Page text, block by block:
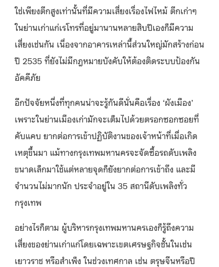
ใช่เพียงตึกสูงเท่านั้นที่มีความเสี่ยงเรื่องไฟไหม้ ตึกเก่าๆ
ในย่านเก่าแก่เรโทรที่อยู่มานานหลายสิบปีเองก็มีความ
เสี่ยงเช่นกัน เนื่องจากอาคารเหล่านี้ส่วนใหญ่มักสร้างก่อน
ปี 2535 ที่ยังไม่มีกฎหมายบังคับให้ต้องติดระบบป้องกัน
อัคคีภัย
อีกปัจจัยหนึ่งที่ทุกคนน่าจะรู้กันดีนั่นคือเรื่อง ‘ผังเมือง’
เพราะในย่านเมืองเก่ามักจะเต็มไปด้วยตรอกซอกซอยที่
คับแคบ ยากต่อการเข้าปฏิบัติงานของเจ้าหน้าที่เมื่อเกิด
เหตุขึ้นมา แม้ทางกรุงเทพมหานครจะจัดซื้อรถดับเพลิง
ขนาดเล็กมาใช้แต่หลายจุดก็ยังยากต่อการเข้าถึง และมี
จำนวนไม่มากนัก ประจำอยู่ใน 35 สถานีดับเพลิงทั่ว
กรุงเทพ
อย่างไรก็ตาม ผู้บริหารกรุงเทพมหานครเองก็รู้ถึงความ
เสี่ยงของย่านเก่าแก่โดยเฉพาะเขตเศรษฐกิจชั้นในเช่น
เยาวราช หรือสำเพ็ง ในช่วงเทศกาล เช่น ตรุษจีนหรือปี